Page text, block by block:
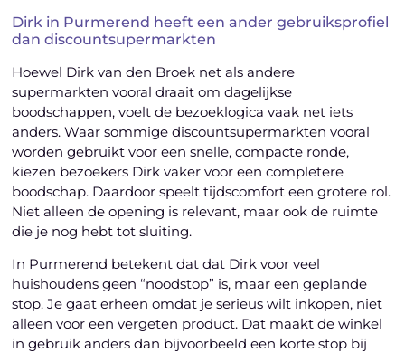
Dirk in Purmerend heeft een ander gebruiksprofiel
dan discountsupermarkten
Hoewel Dirk van den Broek net als andere
supermarkten vooral draait om dagelijkse
boodschappen, voelt de bezoeklogica vaak net iets
anders. Waar sommige discountsupermarkten vooral
worden gebruikt voor een snelle, compacte ronde,
kiezen bezoekers Dirk vaker voor een completere
boodschap. Daardoor speelt tijdscomfort een grotere rol.
Niet alleen de opening is relevant, maar ook de ruimte
die je nog hebt tot sluiting.
In Purmerend betekent dat dat Dirk voor veel
huishoudens geen “noodstop” is, maar een geplande
stop. Je gaat erheen omdat je serieus wilt inkopen, niet
alleen voor een vergeten product. Dat maakt de winkel
in gebruik anders dan bijvoorbeeld een korte stop bij